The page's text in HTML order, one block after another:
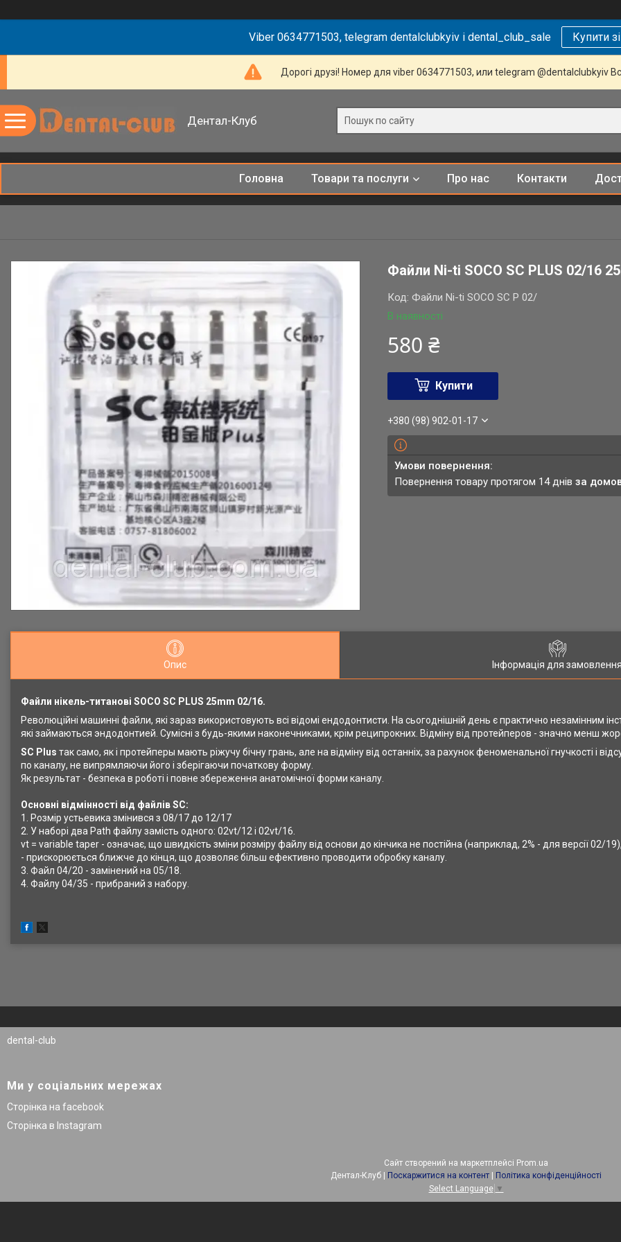
Viber 0634771503, telegram dentalclubkyiv і dental_club_sale Купити
Дорогі друзі! Номер для viber 0634771503, или telegram @dentalclubkyiv
Дентал-Клуб
Головна Товари та послуги Про нас Контакти
Файли Ni-ti SOCO SC PLUS 02/16
В наявності
Код:Файли Ni-ti SOCO SC P 02/
580 ₴
Купити
+380 (98) 902-01-17
повернення товару протягом 14 днівза
Опис Інформація для замовлення
Файли нікель-титанові SOCO SC PLUS 25mm 02/16.
Революційні машинні файли, які зараз використовують всі відомі ендодонтисти. На сьогоднішній день є практично незамінним
які займаються эндодонтией. Сумісні з будь-якими наконечниками, крім реципрокних. Відміну від протейперов - значно менш
SC Plus так само, як і протейперы мають ріжучу бічну грань, але на відміну від останніх, за рахунок феноменальної гнучкості і
по каналу, не випрямляючи його і зберігаючи початкову форму.
Як результат - безпека в роботі і повне збереження анатомічної форми каналу.
Основні відмінності від файлів SC:
1. Розмір устьевика змінився з 08/17 до 12/17
2. У наборі два Path файлу замість одного: 02vt/12 і 02vt/16.
vt = variable taper - означає, що швидкість зміни розміру файлу від основи до кінчика не постійна (наприклад, 2% - для версії 02/19),
- прискорюється ближче до кінця, що дозволяє більш ефективно проводити обробку каналу.
3. Файл 04/20 - замінений на 05/18.
4. Файлу 04/35 - прибраний з набору.
dental-club
Ми у соціальних мережах
Сторінка на facebook
Сторінка в Instagram
Сайт створений на маркетплейсі Prom.ua
Поскаржитися на контент
Політика конфіденційності
Select Language ▼